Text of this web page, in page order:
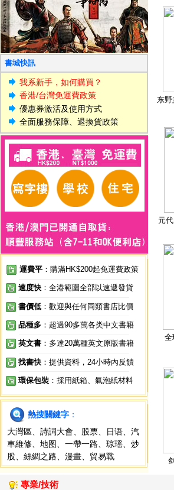
書城快訊
我系新手，如何購買？
香港/台灣免運費政策
優惠券激活及使用方式
全面服務保障、退換貨政策
運費平 ：購滿HK$200起免運費政策
速度快 ：全港範圍全部以速遞發貨
書價低 ：歡迎與任何同類書店比價
品種多 ：超過90多萬各类中文書籍
英文書 ：多達20萬種英文原版書籍
找書快 ：提供資料，24小時內反饋
環保包裝 ：採用紙箱、氣泡紙材料
熱搜關鍵字 ：
大灣區
詩詞大會 股票 日语
汽
車維修
地图 一帶一路 琼瑶
炒
股
絲綢之路 漫畫 貿易戰
东
元
全
專業/技術